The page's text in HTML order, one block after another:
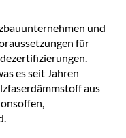
und
für
es seit Jahren
aus